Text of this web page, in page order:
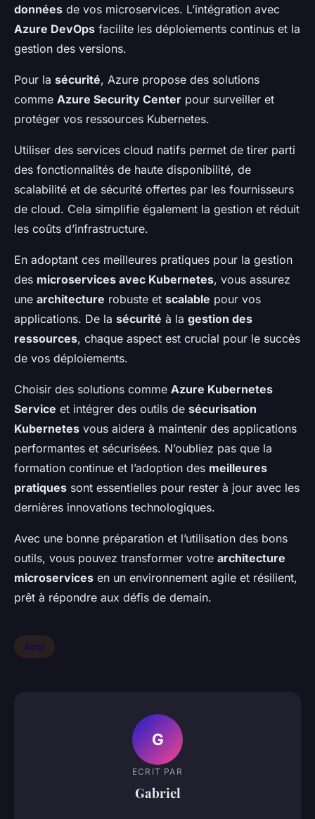
données de vos microservices. L’intégration avec
Azure DevOps facilite les déploiements continus et la
gestion des versions.
Pour la sécurité, Azure propose des solutions
comme Azure Security Center pour surveiller et
protéger vos ressources Kubernetes.
Utiliser des services cloud natifs permet de tirer parti
des fonctionnalités de haute disponibilité, de
scalabilité et de sécurité offertes par les fournisseurs
de cloud. Cela simplifie également la gestion et réduit
les coûts d’infrastructure.
En adoptant ces meilleures pratiques pour la gestion
des microservices avec Kubernetes, vous assurez
une architecture robuste et scalable pour vos
applications. De la sécurité à la gestion des
ressources, chaque aspect est crucial pour le succès
de vos déploiements.
Choisir des solutions comme Azure Kubernetes
Service et intégrer des outils de sécurisation
Kubernetes vous aidera à maintenir des applications
performantes et sécurisées. N’oubliez pas que la
formation continue et l’adoption des meilleures
pratiques sont essentielles pour rester à jour avec les
dernières innovations technologiques.
Avec une bonne préparation et l’utilisation des bons
outils, vous pouvez transformer votre architecture
microservices en un environnement agile et résilient,
prêt à répondre aux défis de demain.
Actu
G
ECRIT PAR
Gabriel